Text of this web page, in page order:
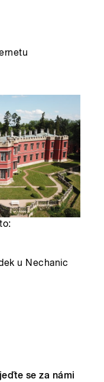
u Nechanic
se za námi